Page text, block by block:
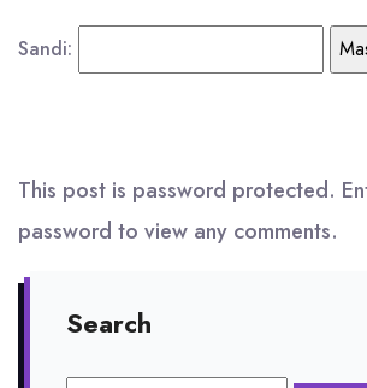
Sandi:
This post is password protected.
password to view any comments.
Search